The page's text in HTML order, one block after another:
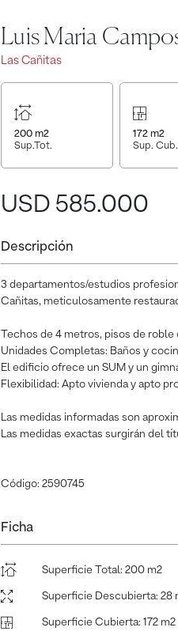
Luis Maria
Las Cañitas
200 m2
Sup.Tot.
172 m2
Sup. Cub.
USD 585.000
Descripción
3 departamentos/estudios
Cañitas, meticulosamente
Techos de 4 metros, pisos de roble
Unidades Completas: Baños y
El edificio ofrece un SUM y un
Flexibilidad: Apto vivienda y apto
Las medidas informadas son
Las medidas exactas surgirán del
Código: 2590745
Ficha
Superficie Total : 200 m2
Superficie Descubierta: 28
Superficie Cubierta: 172 m2